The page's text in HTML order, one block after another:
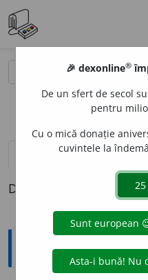
definiții (1)
Definiția cu ID-ul
Explicative DEX
🎉 dexonline®
De un sfert de secol
pentru
Cu o mică donație
cuvintele la